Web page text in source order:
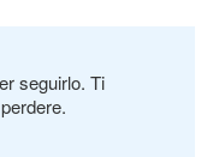
seguirlo. Ti